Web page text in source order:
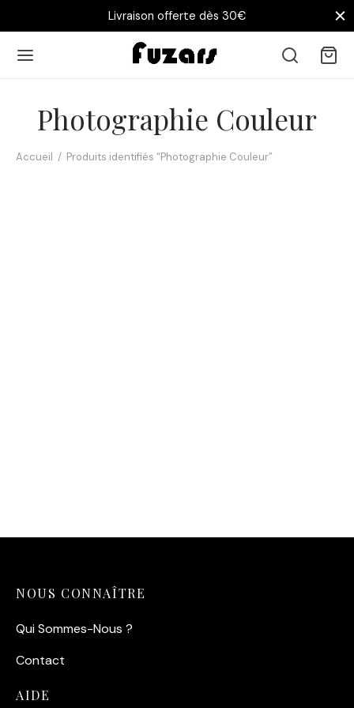
Livraison offerte dès 30€
Photographie Couleur
Accueil / Produits identifiés “Photographie Couleur”
NOUS CONNAÎTRE
Qui Sommes-Nous ?
Contact
AIDE